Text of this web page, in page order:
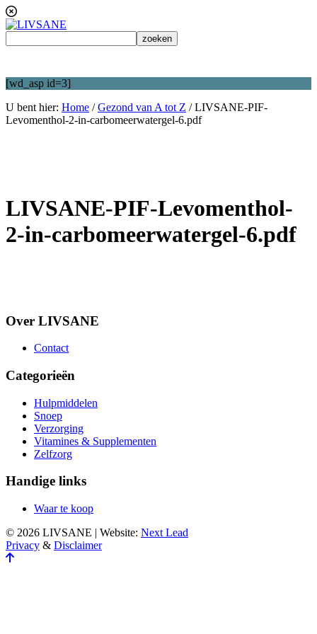
[wd_asp id=3]
U bent hier: Home /Gezond van A tot Z /LIVSANE-PIF-
Levomenthol-2-in-carbomeerwatergel-6.pdf
LIVSANE-PIF-Levomenthol-
2-in-carbomeerwatergel-6.pdf
Over LIVSANE
Contact
Categorieën
Hulpmiddelen
Snoep
Verzorging
Vitamines & Supplementen
Zelfzorg
Handige links
Waar te koop
© 2026 LIVSANE | Website: Next Lead
Privacy & Disclaimer